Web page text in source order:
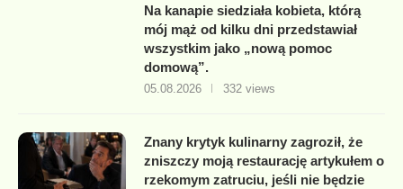
Na kanapie siedziała kobieta, którą
mój mąż od kilku dni przedstawiał
wszystkim jako „nową pomoc
domową”.
05.08.2026 332 views
Znany krytyk kulinarny zagroził, że
zniszczy moją restaurację artykułem o
rzekomym zatruciu, jeśli nie będzie